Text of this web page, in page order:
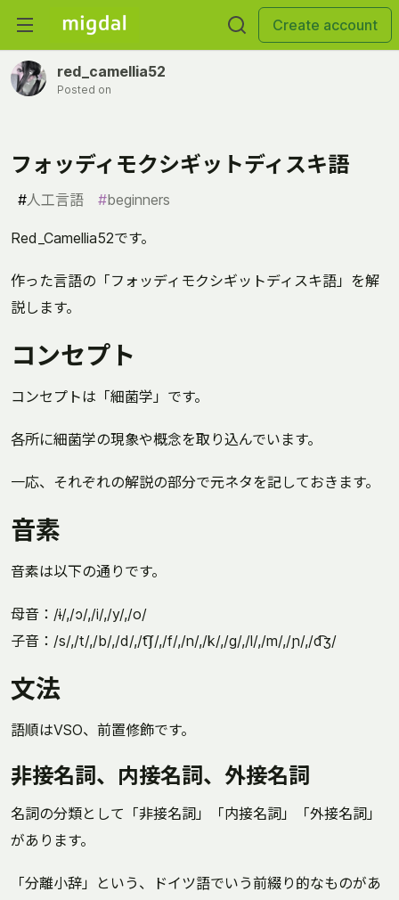
Create account
red_camellia52
Posted on
フォッディモクシギットディスキ語
#人工言語 #beginners
Red_Camellia52です。
作った言語の「フォッディモクシギットディスキ語」を解
説します。
コンセプト
コンセプトは「細菌学」です。
各所に細菌学の現象や概念を取り込んでいます。
一応、それぞれの解説の部分で元ネタを記しておきます。
音素
音素は以下の通りです。
母音：/ɨ/,/ɔ/,/i/,/y/,/o/
子音：/s/,/t/,/b/,/d/,/t͡ʃ/,/f/,/n/,/k/,/g/,/l/,/m/,/ɲ/,/d͡ʒ/
文法
語順はVSO、前置修飾です。
非接名詞、内接名詞、外接名詞
名詞の分類として「非接名詞」「内接名詞」「外接名詞」
があります。
「分離小辞」という、ドイツ語でいう前綴り的なものがあ